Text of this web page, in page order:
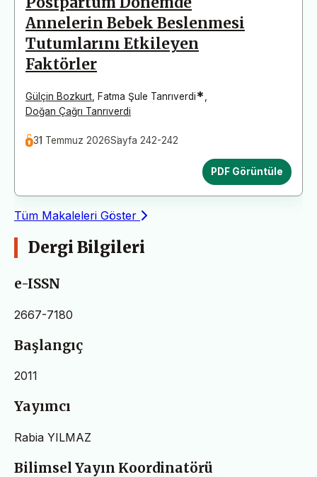
Annelerin Bebek Beslenmesi
Tutumlarını Etkileyen
Faktörler
Gülçin Bozkurt Fatma Şule Tanrıverdi*
Doğan Çağrı Tanrıverdi
31 Temmuz 2026Sayfa 242-242
PDF Görüntüle
Tüm Makaleleri Göster
Dergi Bilgileri
e-ISSN
2667-7180
Başlangıç
2011
Yayımcı
Rabia YILMAZ
Bilimsel Yayın Koordinatörü